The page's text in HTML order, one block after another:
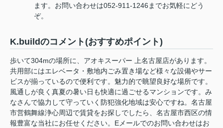
ます。お問い合わせは052-911-1246までお気軽にどう
ぞ。
K.buildのコメント(おすすめポイント)
歩いて304mの場所に、アオキスーパー 上名古屋店があります。
共用部にはエレベータ・敷地内ごみ置き場など様々な設備やサー
ビスが揃っているので便利です。魅力的で眺望良好な場所です。
風通しが良く真夏の暑い日も快適に過ごせるマンションです。み
なさんで協力して守っていく防犯強化地域は安心ですね。名古屋
市営鶴舞線浄心周辺で賃貸をお探しでしたら、名古屋市西区の情
報豊富な当社にお任せください。Eメールでのお問い合わせはお